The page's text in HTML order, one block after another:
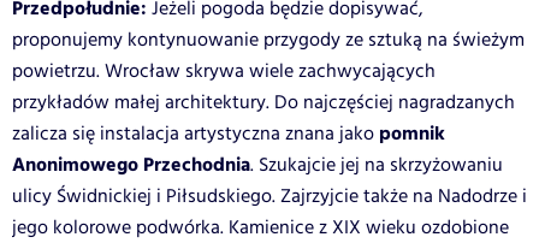
Przedpołudnie: Jeżeli pogoda będzie dopisywać,
proponujemy kontynuowanie przygody ze sztuką na świeżym
powietrzu. Wrocław skrywa wiele zachwycających
przykładów małej architektury. Do najczęściej nagradzanych
zalicza się instalacja artystyczna znana jako pomnik
Anonimowego Przechodnia. Szukajcie jej na skrzyżowaniu
ulicy Świdnickiej i Piłsudskiego. Zajrzyjcie także na Nadodrze i
jego kolorowe podwórka. Kamienice z XIX wieku ozdobione